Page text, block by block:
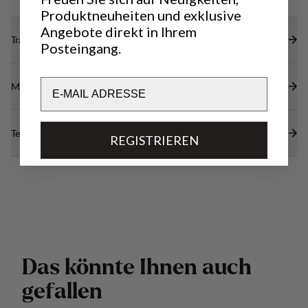
Transparenz
Materialien
Technische Daten
Das könnte Ihnen auch
gefallen
Produktneuheiten und exklusive
Angebote direkt in Ihrem
Posteingang.
REGISTRIEREN